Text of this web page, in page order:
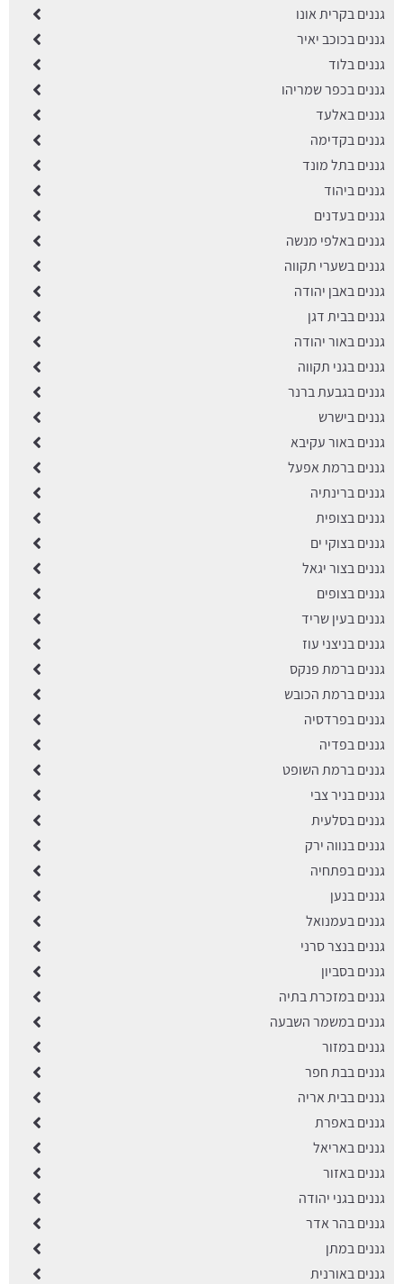
גננים בקרית אונו
גננים בכוכב יאיר
גננים בלוד
גננים בכפר שמריהו
גננים באלעד
גננים בקדימה
גננים בתל מונד
גננים ביהוד
גננים בעדנים
גננים באלפי מנשה
גננים בשערי תקווה
גננים באבן יהודה
גננים בבית דגן
גננים באור יהודה
גננים בגני תקווה
גננים בגבעת ברנר
גננים בישרש
גננים באור עקיבא
גננים ברמת אפעל
גננים ברינתיה
גננים בצופית
גננים בצוקי ים
גננים בצור יגאל
גננים בצופים
גננים בעין שריד
גננים בניצני עוז
גננים ברמת פנקס
גננים ברמת הכובש
גננים בפרדסיה
גננים בפדיה
גננים ברמת השופט
גננים בניר צבי
גננים בסלעית
גננים בנווה ירק
גננים בפתחיה
גננים בנען
גננים בעמנואל
גננים בנצר סרני
גננים בסביון
גננים במזכרת בתיה
גננים במשמר השבעה
גננים במזור
גננים בבת חפר
גננים בבית אריה
גננים באפרת
גננים באריאל
גננים באזור
גננים בגני יהודה
גננים בהר אדר
גננים במתן
גננים באורנית